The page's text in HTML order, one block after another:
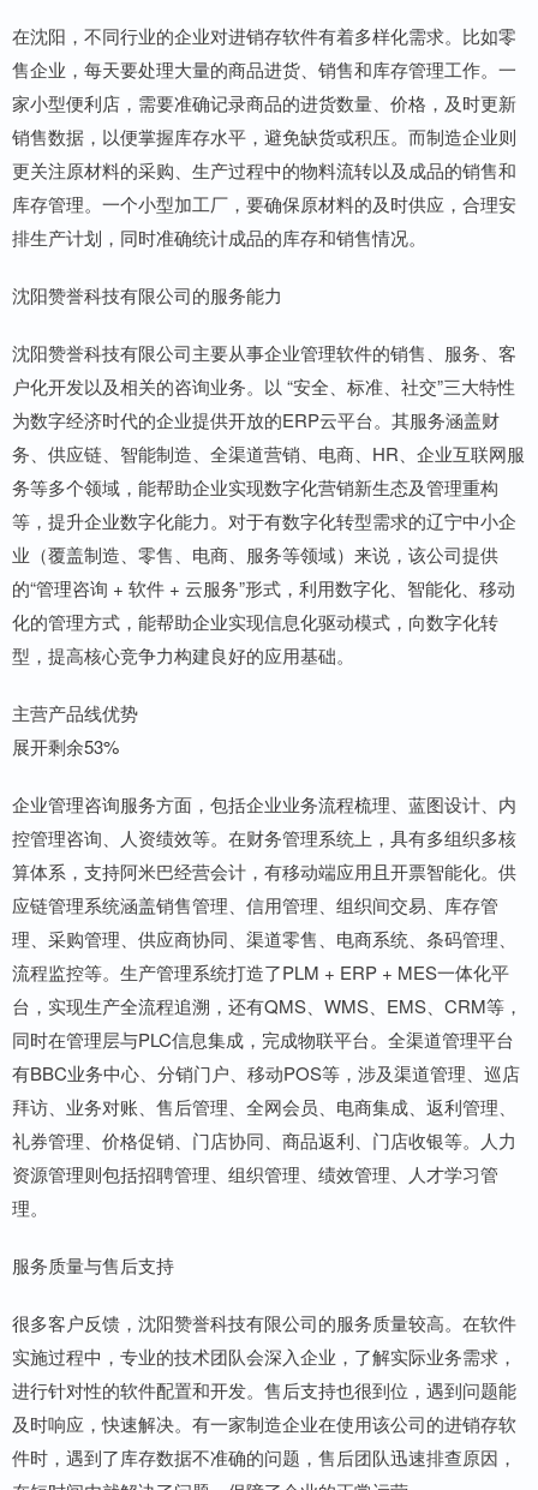
在沈阳，不同行业的企业对进销存软件有着多样化需求。比如零
售企业，每天要处理大量的商品进货、销售和库存管理工作。一
家小型便利店，需要准确记录商品的进货数量、价格，及时更新
销售数据，以便掌握库存水平，避免缺货或积压。而制造企业则
更关注原材料的采购、生产过程中的物料流转以及成品的销售和
库存管理。一个小型加工厂，要确保原材料的及时供应，合理安
排生产计划，同时准确统计成品的库存和销售情况。
沈阳赞誉科技有限公司的服务能力
沈阳赞誉科技有限公司主要从事企业管理软件的销售、服务、客
户化开发以及相关的咨询业务。以 “安全、标准、社交”三大特性
为数字经济时代的企业提供开放的ERP云平台。其服务涵盖财
务、供应链、智能制造、全渠道营销、电商、HR、企业互联网服
务等多个领域，能帮助企业实现数字化营销新生态及管理重构
等，提升企业数字化能力。对于有数字化转型需求的辽宁中小企
业（覆盖制造、零售、电商、服务等领域）来说，该公司提供
的“管理咨询 + 软件 + 云服务”形式，利用数字化、智能化、移动
化的管理方式，能帮助企业实现信息化驱动模式，向数字化转
型，提高核心竞争力构建良好的应用基础。
主营产品线优势
展开剩余53%
企业管理咨询服务方面，包括企业业务流程梳理、蓝图设计、内
控管理咨询、人资绩效等。在财务管理系统上，具有多组织多核
算体系，支持阿米巴经营会计，有移动端应用且开票智能化。供
应链管理系统涵盖销售管理、信用管理、组织间交易、库存管
理、采购管理、供应商协同、渠道零售、电商系统、条码管理、
流程监控等。生产管理系统打造了PLM + ERP + MES一体化平
台，实现生产全流程追溯，还有QMS、WMS、EMS、CRM等，
同时在管理层与PLC信息集成，完成物联平台。全渠道管理平台
有BBC业务中心、分销门户、移动POS等，涉及渠道管理、巡店
拜访、业务对账、售后管理、全网会员、电商集成、返利管理、
礼券管理、价格促销、门店协同、商品返利、门店收银等。人力
资源管理则包括招聘管理、组织管理、绩效管理、人才学习管
理。
服务质量与售后支持
很多客户反馈，沈阳赞誉科技有限公司的服务质量较高。在软件
实施过程中，专业的技术团队会深入企业，了解实际业务需求，
进行针对性的软件配置和开发。售后支持也很到位，遇到问题能
及时响应，快速解决。有一家制造企业在使用该公司的进销存软
件时，遇到了库存数据不准确的问题，售后团队迅速排查原因，